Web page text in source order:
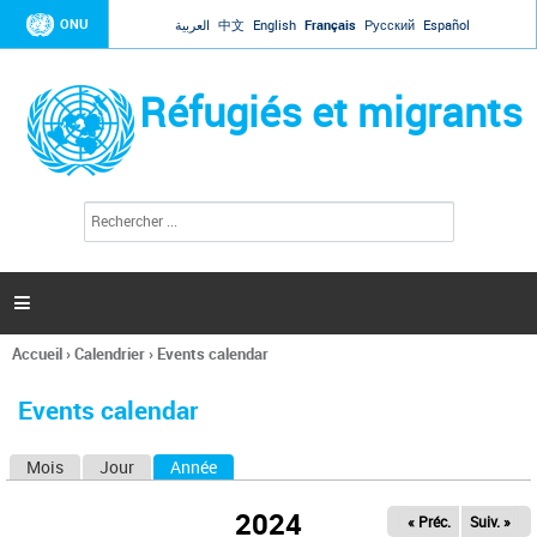
Jump to navigation
ONU العربية 中文 English Français Русский Español
Réfugiés et migrants
l
c
h
e

Vous
ici
Accueil›Calendrier› Events calendar
Events calendar
Mois Jour Année
2024 « Préc. Suiv. »